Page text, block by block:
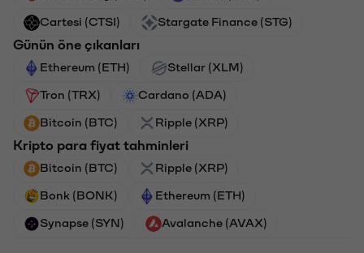
Cartesi (CTSI) Stargate Finance (STG)
Günün öne çıkanları
Ethereum (ETH) Stellar (XLM)
Tron (TRX) Cardano (ADA)
Bitcoin (BTC) Ripple (XRP)
Kripto para fiyat tahminleri
Bitcoin (BTC) Ripple (XRP)
Bonk (BONK) Ethereum (ETH)
Synapse (SYN) Avalanche (AVAX)